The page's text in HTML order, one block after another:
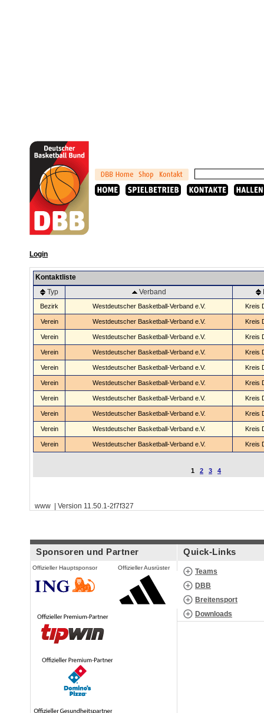
Login
Kontaktliste
Typ
Verband
Bezirk Westdeutscher Basketball-Verband e.V. Kreis
Verein Westdeutscher Basketball-Verband e.V. Kreis
Verein Westdeutscher Basketball-Verband e.V. Kreis
Verein Westdeutscher Basketball-Verband e.V. Kreis
Verein Westdeutscher Basketball-Verband e.V. Kreis
Verein Westdeutscher Basketball-Verband e.V. Kreis
Verein Westdeutscher Basketball-Verband e.V. Kreis
Verein Westdeutscher Basketball-Verband e.V. Kreis
Verein Westdeutscher Basketball-Verband e.V. Kreis
Verein Westdeutscher Basketball-Verband e.V. Kreis
1 2 3 4
www | Version 11.50.1-2f7f327
Sponsoren und Partner
Offizieller Hauptsponsor Offizieller Ausrüster
Quick-Links
Teams
DBB
Breitensport
Downloads